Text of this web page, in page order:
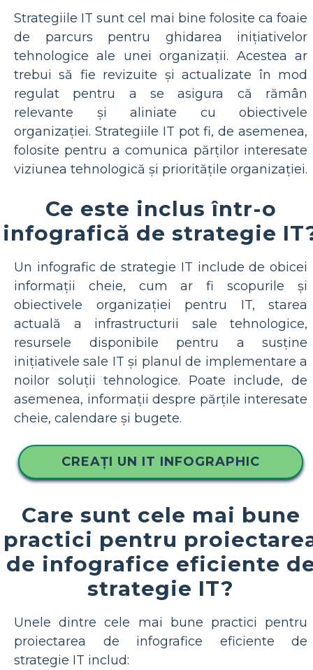
Strategiile IT sunt cel mai bine folosite ca foaie
de parcurs pentru ghidarea inițiativelor
tehnologice ale unei organizații. Acestea ar
trebui să fie revizuite și actualizate în mod
regulat pentru a se asigura că rămân
relevante și aliniate cu obiectivele
organizației. Strategiile IT pot fi, de asemenea,
folosite pentru a comunica părților interesate
viziunea tehnologică și prioritățile organizației.
Ce este inclus într-o
infografică de strategie
Un infografic de strategie IT include de obicei
informații cheie, cum ar fi scopurile și
obiectivele organizației pentru IT, starea
actuală a infrastructurii sale tehnologice,
resursele disponibile pentru a susține
inițiativele sale IT și planul de implementare a
noilor soluții tehnologice. Poate include, de
asemenea, informații despre părțile interesate
cheie, calendare și bugete.
CREAȚI UN IT INFOGRAPHIC
Care sunt cele mai bune
practici pentru
de infografice eficiente
strategie IT?
Unele dintre cele mai bune practici pentru
proiectarea de infografice eficiente de
strategie IT includ: